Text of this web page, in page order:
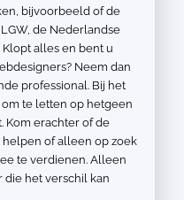
bijvoorbeeld of de
de Nederlandse
alles en bent u
Neem dan
professional. Bij het
te letten op hetgeen
Kom erachter of de
of alleen op zoek
te verdienen. Alleen
die het verschil kan